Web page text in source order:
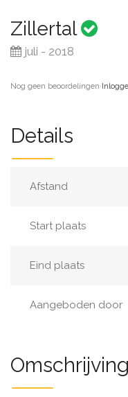
Zillertal
juli - 2018
Nog geen beoordelingen·
Details
Afstand
Start plaats
Eind plaats
Aangeboden door
Omschrijving